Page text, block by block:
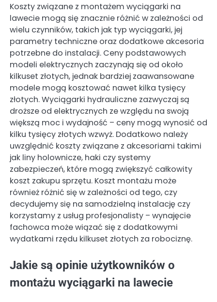
Koszty związane z montażem wyciągarki na
lawecie mogą się znacznie różnić w zależności od
wielu czynników, takich jak typ wyciągarki, jej
parametry techniczne oraz dodatkowe akcesoria
potrzebne do instalacji. Ceny podstawowych
modeli elektrycznych zaczynają się od około
kilkuset złotych, jednak bardziej zaawansowane
modele mogą kosztować nawet kilka tysięcy
złotych. Wyciągarki hydrauliczne zazwyczaj są
droższe od elektrycznych ze względu na swoją
większą moc i wydajność – ceny mogą wynosić od
kilku tysięcy złotych wzwyż. Dodatkowo należy
uwzględnić koszty związane z akcesoriami takimi
jak liny holownicze, haki czy systemy
zabezpieczeń, które mogą zwiększyć całkowity
koszt zakupu sprzętu. Koszt montażu może
również różnić się w zależności od tego, czy
decydujemy się na samodzielną instalację czy
korzystamy z usług profesjonalisty – wynajęcie
fachowca może wiązać się z dodatkowymi
wydatkami rzędu kilkuset złotych za robociznę.
Jakie są opinie użytkowników o
montażu wyciągarki na lawecie